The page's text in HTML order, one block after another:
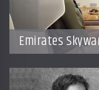
Emirates
Hennessy
světa